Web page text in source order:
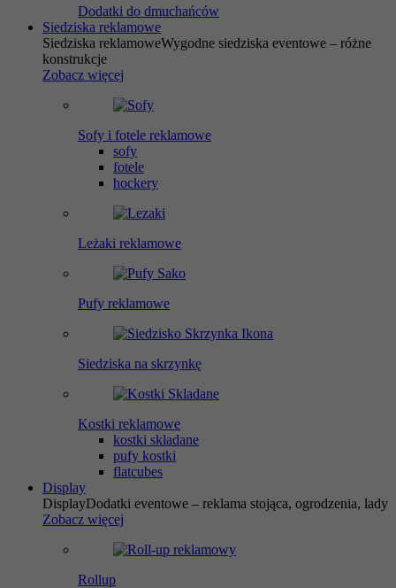
Dodatki do dmuchańców
Siedziska reklamowe
Siedziska reklamoweWygodne siedziska eventowe – różne
konstrukcje
Zobacz więcej
Sofy i fotele reklamowe
sofy
fotele
hockery
Leżaki reklamowe
Pufy reklamowe
Siedziska na skrzynkę
Kostki reklamowe
kostki składane
pufy kostki
flatcubes
Display
DisplayDodatki eventowe – reklama stojąca, ogrodzenia, lady
Zobacz więcej
Rollup